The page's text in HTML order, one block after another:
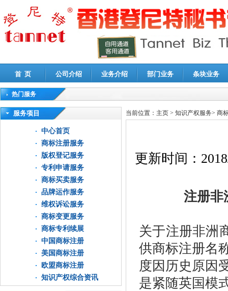
首 页 公司介绍 业务介绍 部门业务 条块业务
热门服务
高新技术企业认定审计|企业所得税汇算清缴申报鉴证
服务项目
中心首页
商标注册服务
版权登记服务
专利申请服务
商标买卖服务
品牌运作服务
维权诉讼服务
商标变更服务
商标专利续展
中国商标注册
美国商标注册
欧盟商标注册
知识产权综合资讯
当前位置： 主页 > 知识产权服务> 商
更新时间：
注册非
关于注册非洲
供商标注册名
度因历史原因
是紧随英国模